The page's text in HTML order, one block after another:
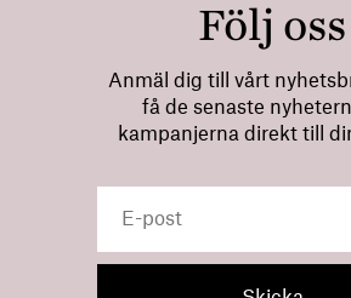
Följ oss
Anmäl dig till vårt
få de senaste
kampanjerna direkt till